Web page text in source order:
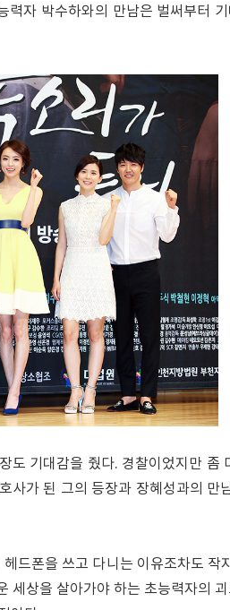
력자 박수하와의 만남은 벌써부터
도 기대감을 줬다. 경찰이었지만 좀
사가 된 그의 등장과 장혜성과의 만
드폰을 쓰고 다니는 이유조차도 작
세상을 살아가야 하는 초능력자의